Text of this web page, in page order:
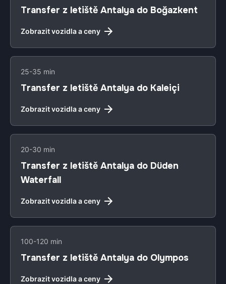
Transfer z letiště Antalya do Boğazkent
Zobrazit vozidla a ceny
25-35 min
Transfer z letiště Antalya do Kaleiçi
Zobrazit vozidla a ceny
20-30 min
Transfer z letiště Antalya do Düden
Waterfall
Zobrazit vozidla a ceny
100-120 min
Transfer z letiště Antalya do Olympos
Zobrazit vozidla a ceny